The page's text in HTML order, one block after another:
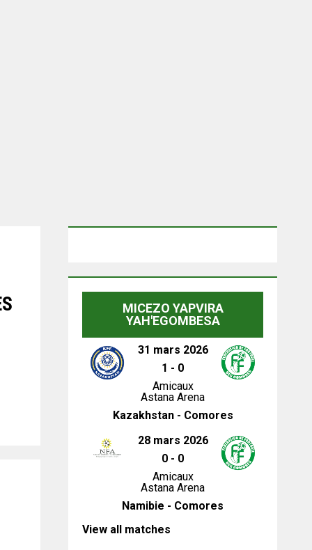
MICEZO YAPVIRA
YAH'EGOMBESA
31 mars 2026
1 - 0
Amicaux
Astana Arena
Kazakhstan - Comores
28 mars 2026
0 - 0
Amicaux
Astana Arena
Namibie - Comores
View all matches